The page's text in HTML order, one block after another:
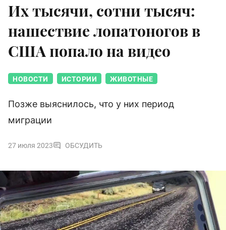
Их тысячи, сотни тысяч:
нашествие лопатоногов в
США попало на видео
НОВОСТИ ИСТОРИИ ЖИВОТНЫЕ
Позже выяснилось, что у них период
миграции
27 июля 2023 ОБСУДИТЬ